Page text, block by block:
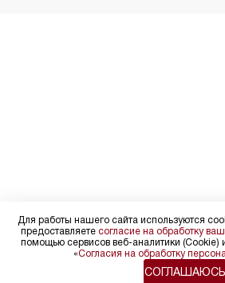
Для работы нашего сайта используются
предоставляете согласие на обработку
помощью сервисов веб-аналитики (Cookie)
«Согласия на обработку
СОГЛАШАЮСЬ